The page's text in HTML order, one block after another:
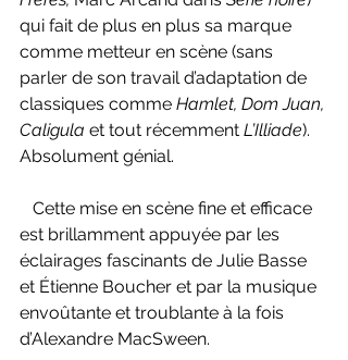
qui fait de plus en plus sa marque
comme metteur en scène (sans
parler de son travail d’adaptation de
classiques comme Hamlet, Dom Juan,
Caligula et tout récemment L’Illiade).
Absolument génial.
est brillamment appuyée par les
éclairages fascinants de Julie Basse
et Étienne Boucher et par la musique
envoûtante et troublante à la fois
d’Alexandre MacSween.